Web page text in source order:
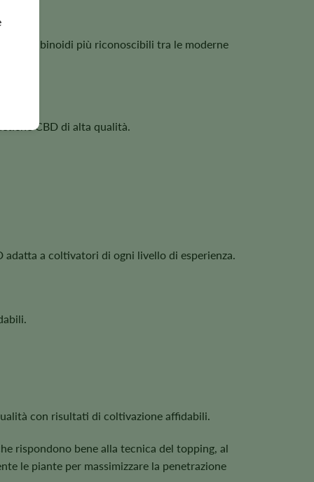
cannabinoidi più riconoscibili tra le moderne
CBD di alta qualità.
a coltivatori di ogni livello di esperienza.
con risultati di coltivazione affidabili.
rispondono bene alla tecnica del topping, al
le piante per massimizzare la penetrazione